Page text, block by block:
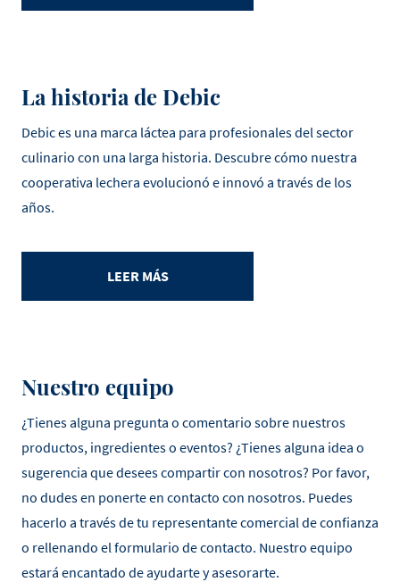
La historia de Debic
Debic es una marca láctea para profesionales del sector
culinario con una larga historia. Descubre cómo nuestra
cooperativa lechera evolucionó e innovó a través de los
años.
LEER MÁS
Nuestro equipo
¿Tienes alguna pregunta o comentario sobre nuestros
productos, ingredientes o eventos? ¿Tienes alguna idea o
sugerencia que desees compartir con nosotros? Por favor,
no dudes en ponerte en contacto con nosotros. Puedes
hacerlo a través de tu representante comercial de confianza
o rellenando el formulario de contacto. Nuestro equipo
estará encantado de ayudarte y asesorarte.